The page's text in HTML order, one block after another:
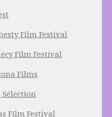
Film Festival
Film Festival
Films
Sélection
Film Festival